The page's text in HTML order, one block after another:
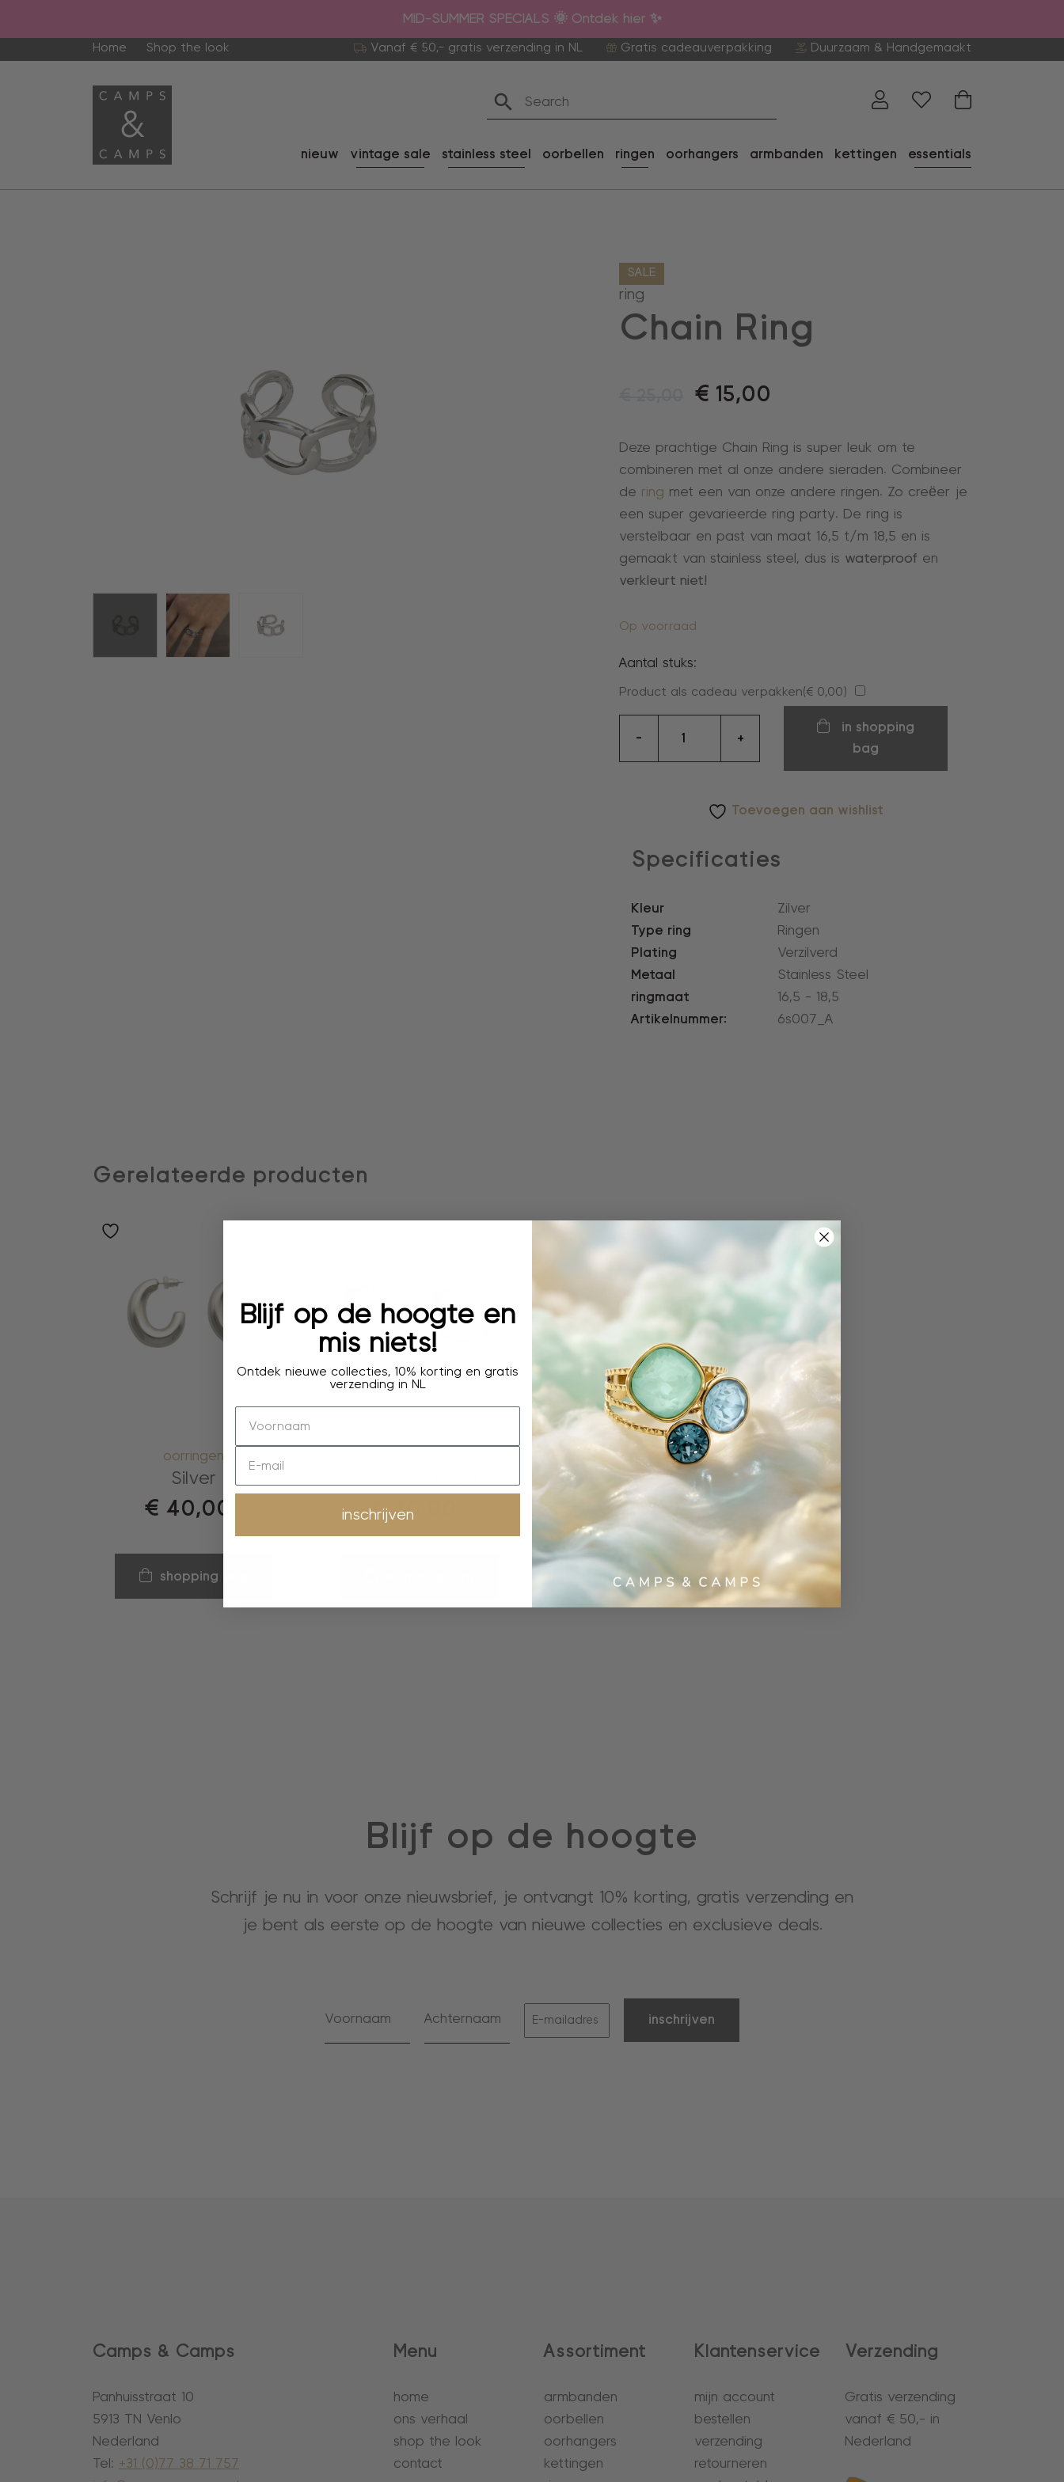
MID-SUMMER SPECIALS 🌞 Ontdek hier ✨
Home Shop the look Vanaf € 50,- gratis verzending in NL Gratis cadeauverpakking Duurzaam & Handgemaakt
nieuw vintage sale stainless steel oorbellen ringen oorhangers armbanden kettingen essentials
SALE
ring
Chain Ring
€ 15,00
Deze prachtige Chain Ring is super leuk om te
combineren met al onze andere sieraden. Combineer
de ring met een van onze andere ringen. Zo creëer je
een super gevarieerde ring party. De ring is
verstelbaar en past van maat 16,5 t/m 18,5 en is
gemaakt van stainless steel, dus is waterproof en
verkleurt niet!
Op voorraad
Aantal stuks:
Product als cadeau verpakken(€ 0,00)
-
aantal
+
in shopping
bag
Toevoegen aan wishlist
Specificaties
Kleur
Zilver
Type ring
Ringen
Plating
Verzilverd
Metaal
Stainless Steel
ringmaat
16,5 - 18,5
Artikelnummer:
6s007_A
Gerelateerde producten
oorringen
Silver
€ 40,00
shopping bag
€40,00
ketting
Multi Necklace
€70,00
shopping bag
Blijf op de hoogte
Schrijf je nu in voor onze nieuwsbrief, je ontvangt 10% korting, gratis verzending en
je bent als eerste op de hoogte van nieuwe collecties en exclusieve deals.
inschrijven
Camps & Camps
Panhuisstraat 10
5913 TN Venlo
Nederland
Tel: +31 (0)77 38 71 757
Menu
home
ons verhaal
shop the look
contact
Assortiment
armbanden
oorbellen
oorhangers
kettingen
Klantenservice
mijn account
bestellen
verzending
retourneren
Verzending
Gratis verzending
vanaf € 50,- in
Nederland
Blijf op de hoogte en
mis niets!
Ontdek nieuwe collecties, 10% korting en gratis
verzending in NL
inschrijven